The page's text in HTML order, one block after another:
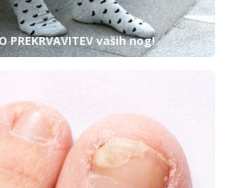
PREKRVAVITEV vaših nog!